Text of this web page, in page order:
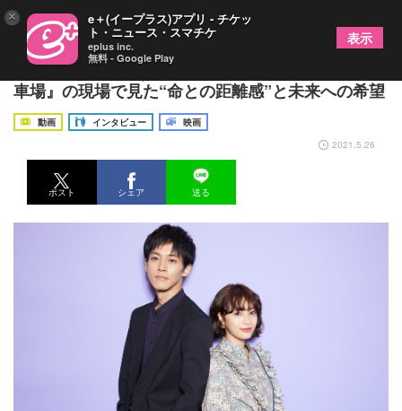
松坂桃李×広瀬すずインタビュー 映画『いのちの停
車場』の現場で見た“命との距離感”と未来への希望
動画 インタビュー
映画
2021.5.26
ポスト シェア 送る
× e＋(イープラス)アプリ - チケッ
ト・ニュース・スマチケ
eplus inc.
無料 - Google Play
表示